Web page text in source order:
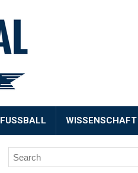
FUSSBALL WISSENSCHAFT